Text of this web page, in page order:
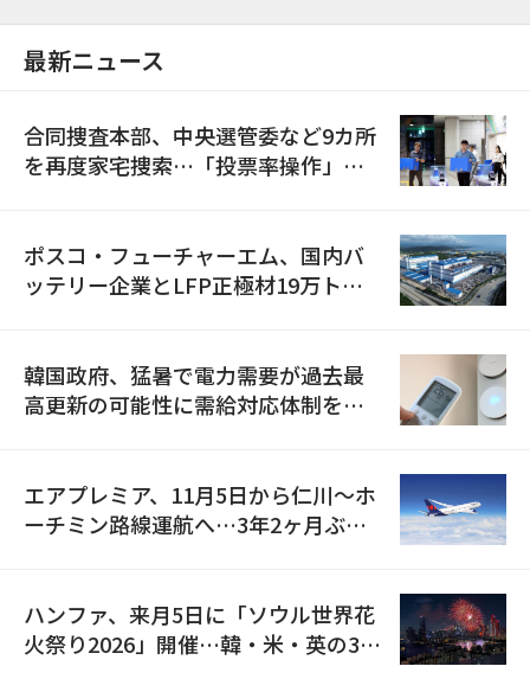
最新ニュース
合同捜査本部、中央選管委など9カ所
を再度家宅捜索…「投票率操作」の
ポスコ・フューチャーエム、国内バ
ッテリー企業とLFP正極材19万トン
韓国政府、猛暑で電力需要が過去最
高更新の可能性に需給対応体制を点
エアプレミア、11月5日から仁川〜ホ
ーチミン路線運航へ…3年2ヶ月ぶり
ハンファ、来月5日に「ソウル世界花
火祭り2026」開催…韓・米・英の3カ